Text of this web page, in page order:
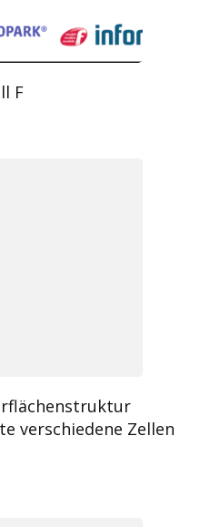
F
verschiedene Zellen